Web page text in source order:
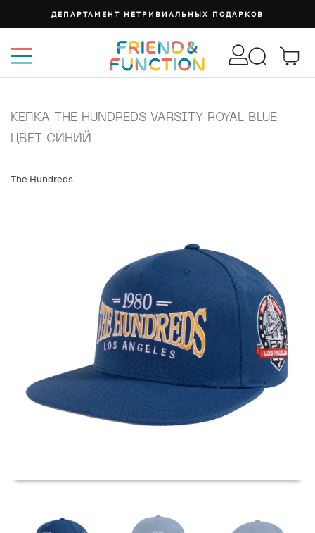
ДЕПАРТАМЕНТ НЕТРИВИАЛЬНЫХ ПОДАРКОВ
КЕПКА THE HUNDREDS VARSITY ROYAL BLUE
ЦВЕТ СИНИЙ
The Hundreds